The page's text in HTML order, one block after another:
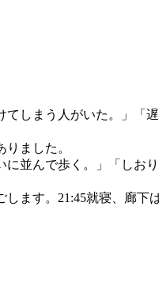
しまう人がいた。」「遅
ました。
並んで歩く。」「しお
ます。21:45就寝、廊下